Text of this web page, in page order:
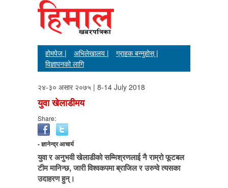
होमपेज | अभिलेखालय |
ग्राहक बन्नुहोस् |
विज्ञापनको लागि
२४-३० असार २०७५ | 8-14 July 2018
युवा खेलाडीमय
Share:
- ज्ञानेन्द्र आचार्य
युवा र अनुभवी खेलाडीको सम्मिश्रणलाई नै राम्रो फूटबल
टीम मानिन्छ, जारी विश्वकपमा ब्राजिल र उरुग्वे त्यसका
उदाहरण हुन्।